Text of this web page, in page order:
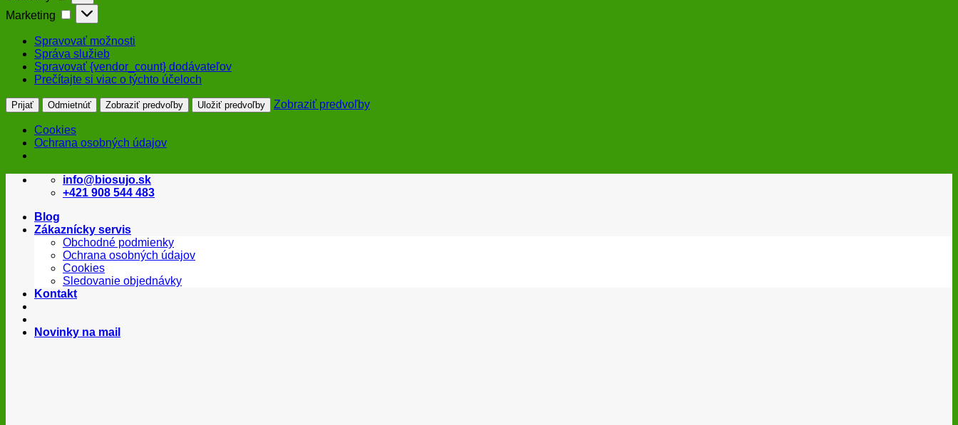
Marketing Marketing
Spravovať možnosti
Správa služieb
Spravovať {vendor_count} dodávateľov
Prečítajte si viac o týchto účeloch
Prijať Odmietnúť Zobraziť predvoľby Uložiť predvoľby Zobraziť predvoľby
Cookies
Ochrana osobných údajov
Skip
info@biosujo.sk
+421 908 544 483
Blog
Zákaznícky servis
Obchodné podmienky
Ochrana osobných údajov
Cookies
Sledovanie objednávky
Kontakt
Novinky na mail